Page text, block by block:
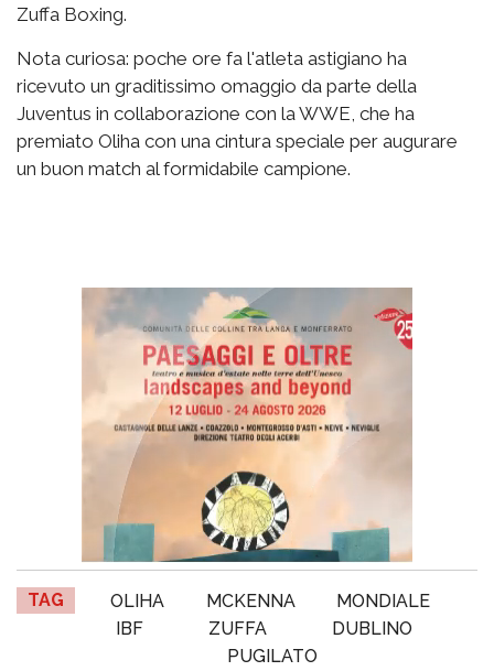
Zuffa Boxing.
Nota curiosa: poche ore fa l'atleta astigiano ha
ricevuto un graditissimo omaggio da parte della
Juventus in collaborazione con la WWE, che ha
premiato Oliha con una cintura speciale per augurare
un buon match al formidabile campione.
TAG OLIHA MCKENNA
MONDIALE
IBF
ZUFFA
DUBLINO
PUGILATO